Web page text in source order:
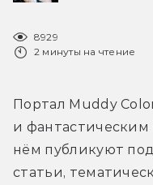
8929
2 минуты на чтение
Портал Muddy
и
нём публикуют
статьи,